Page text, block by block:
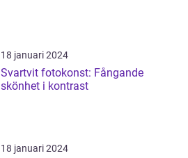
18 januari 2024
Svartvit fotokonst: Fångande
skönhet i kontrast
18 januari 2024